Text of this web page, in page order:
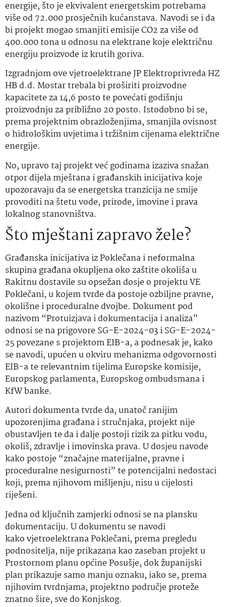
energije, što je ekvivalent energetskim potrebama
više od 72.000 prosječnih kućanstava. Navodi se i da
bi projekt mogao smanjiti emisije CO2 za više od
400.000 tona u odnosu na elektrane koje električnu
energiju proizvode iz krutih goriva.
Izgradnjom ove vjetroelektrane JP Elektroprivreda HZ
HB d.d. Mostar trebala bi proširiti proizvodne
kapacitete za 14,6 posto te povećati godišnju
proizvodnju za približno 20 posto. Istodobno bi se,
prema projektnim obrazloženjima, smanjila ovisnost
o hidrološkim uvjetima i tržišnim cijenama električne
energije.
No, upravo taj projekt već godinama izaziva snažan
otpor dijela mještana i građanskih inicijativa koje
upozoravaju da se energetska tranzicija ne smije
provoditi na štetu vode, prirode, imovine i prava
lokalnog stanovništva.
Što mještani zapravo žele?
Građanska inicijativa iz Poklečana i neformalna
skupina građana okupljena oko zaštite okoliša u
Rakitnu dostavile su opsežan dosje o projektu VE
Poklečani, u kojem tvrde da postoje ozbiljne pravne,
okolišne i proceduralne dvojbe. Dokument pod
nazivom “Protuizjava i dokumentacija i analiza”
odnosi se na prigovore SG-E-2024-03 i SG-E-2024-
25 povezane s projektom EIB-a, a podnesak je, kako
se navodi, upućen u okviru mehanizma odgovornosti
EIB-a te relevantnim tijelima Europske komisije,
Europskog parlamenta, Europskog ombudsmana i
KfW banke.
Autori dokumenta tvrde da, unatoč ranijim
upozorenjima građana i stručnjaka, projekt nije
obustavljen te da i dalje postoji rizik za pitku vodu,
okoliš, zdravlje i imovinska prava. U dosjeu navode
kako postoje “značajne materijalne, pravne i
proceduralne nesigurnosti” te potencijalni nedostaci
koji, prema njihovom mišljenju, nisu u cijelosti
riješeni.
Jedna od ključnih zamjerki odnosi se na plansku
dokumentaciju. U dokumentu se navodi
kako vjetroelektrana Poklečani, prema pregledu
podnositelja, nije prikazana kao zaseban projekt u
Prostornom planu općine Posušje, dok županijski
plan prikazuje samo manju oznaku, iako se, prema
njihovim tvrdnjama, projektno područje proteže
znatno šire, sve do Konjskog.